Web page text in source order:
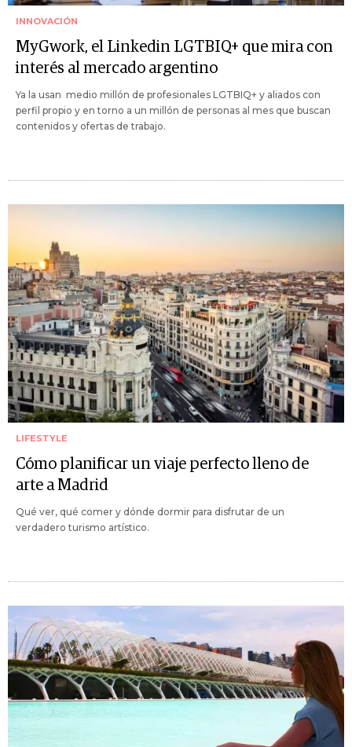
INNOVACIÓN
MyGwork, el Linkedin LGTBIQ+ que mira con
interés al mercado argentino
Ya la usan medio millón de profesionales LGTBIQ+ y aliados con
perfil propio y en torno a un millón de personas al mes que buscan
contenidos y ofertas de trabajo.
LIFESTYLE
Cómo planificar un viaje perfecto lleno de
arte a Madrid
Qué ver, qué comer y dónde dormir para disfrutar de un
verdadero turismo artístico.